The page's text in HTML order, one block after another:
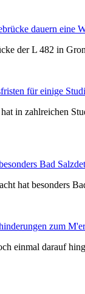
dauern eine
der L 482 in
für einige
in zahlreichen
Bad
hat besonders
zum
einmal darauf